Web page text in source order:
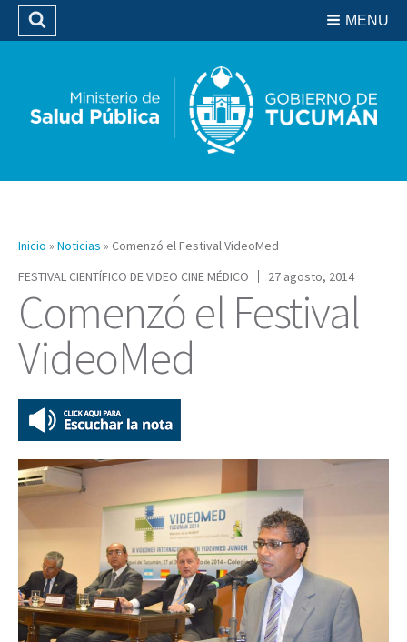
Biblioteca
MENU
Buscar
Inicio » Noticias » Comenzó el Festival VideoMed
FESTIVAL CIENTÍFICO DE VIDEO CINE MÉDICO
27 agosto, 2014
Comenzó el Festival
VideoMed